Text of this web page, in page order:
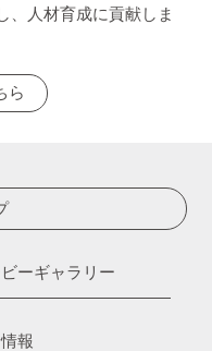
、人材育成に貢献しま
ら
ーギャラリー
報